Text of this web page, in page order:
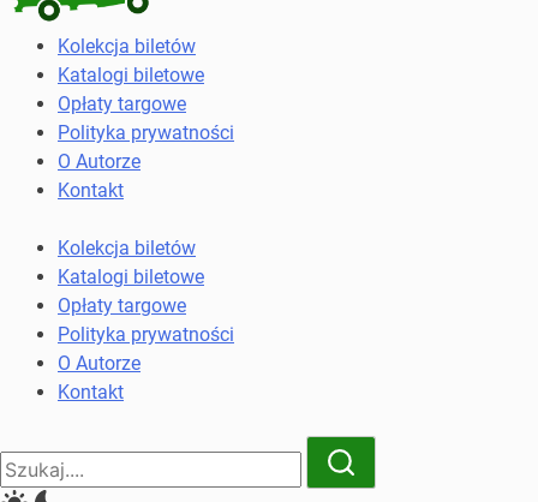
Kolekcja
biletów
komunikacji
miejskiej
kolejowych
Kolekcja biletów
Katalogi biletowe
Opłaty targowe
Polityka prywatności
O Autorze
Kontakt
Kolekcja biletów
Katalogi biletowe
Opłaty targowe
Polityka prywatności
O Autorze
Kontakt
Close
Search
Search